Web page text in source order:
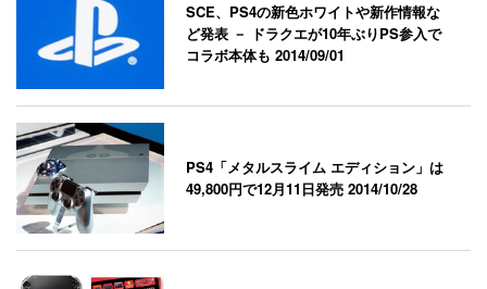
SCE、PS4の新色ホワイトや新作情報な
ど発表 － ドラクエが10年ぶりPS参入で
コラボ本体も2014/09/01
PS4「メタルスライム エディション」は
49,800円で12月11日発売2014/10/28